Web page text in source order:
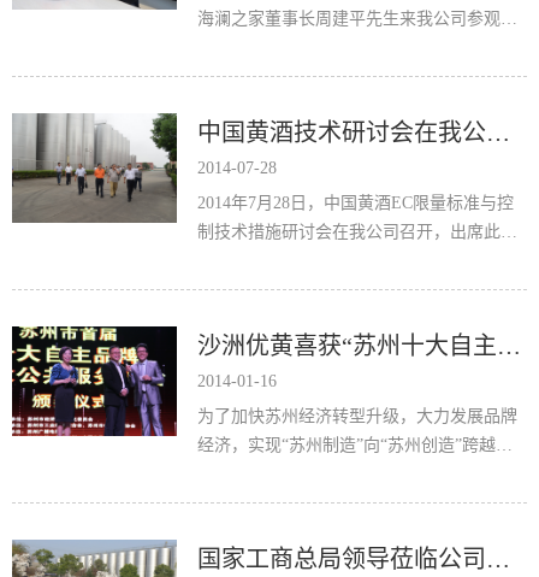
海澜之家董事长周建平先生来我公司参观访
中国黄酒技术研讨会在我公司召开
2014-07-28
2014年7月28日，中国黄酒EC限量标准与控
制技术措施研讨会在我公司召开，出席此次
研究院副院...
沙洲优黄喜获“苏州十大自主品牌”称号
2014-01-16
为了加快苏州经济转型升级，大力发展品牌
经济，实现“苏州制造”向“苏州创造”跨越。
委...
国家工商总局领导莅临公司考察调研